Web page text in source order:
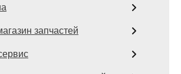
запчастей